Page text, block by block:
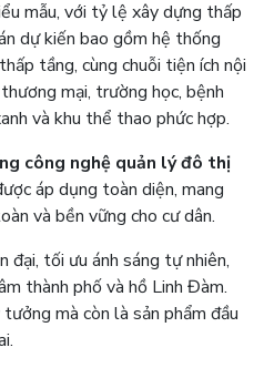
mẫu, với tỷ lệ xây dựng thấp
dự kiến bao gồm hệ thống
tầng, cùng chuỗi tiện ích nội
mại, trường học, bệnh
và khu thể thao phức hợp.
công nghệ quản lý đô thị
áp dụng toàn diện, mang
và bền vững cho cư dân.
đại, tối ưu ánh sáng tự nhiên,
thành phố và hồ Linh Đàm.
mà còn là sản phẩm đầu